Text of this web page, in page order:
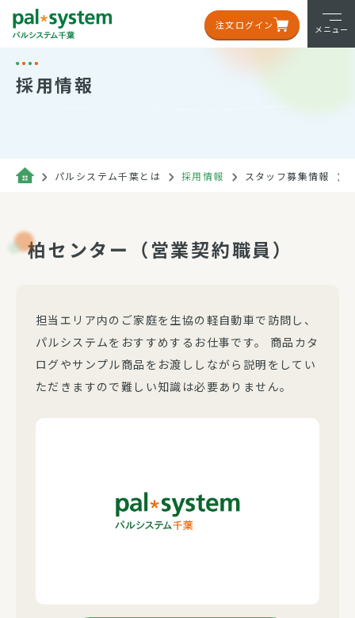
注文ログイン メニュー
採用情報
パルシステム千葉とは 採用情報 スタッフ募集情報
柏センター（営業契約職員）
担当エリア内のご家庭を生協の軽自動車で訪問し、
パルシステムをおすすめするお仕事です。 商品カタ
ログやサンプル商品をお渡ししながら説明をしてい
ただきますので難しい知識は必要ありません。